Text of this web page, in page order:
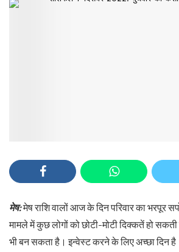
मेष:मेष राशि वालों आज के दिन परिवार का भरपूर
मामले में कुछ लोगों को छोटी-मोटी दिक्कतें हो
भी बन सकता है। इन्वेस्ट करने के लिए अच्छा दिन